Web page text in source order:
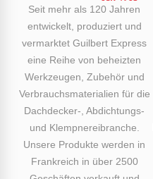
Seit mehr als 120 Jahren
entwickelt, produziert und
vermarktet Guilbert Express
eine Reihe von beheizten
Werkzeugen, Zubehör und
Verbrauchsmaterialien für die
Dachdecker-, Abdichtungs-
und Klempnereibranche.
Unsere Produkte werden in
Frankreich in über 2500